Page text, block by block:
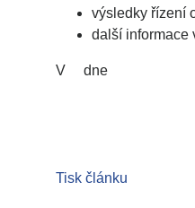
výsledky řízení
další informace
V dne
Tisk článku